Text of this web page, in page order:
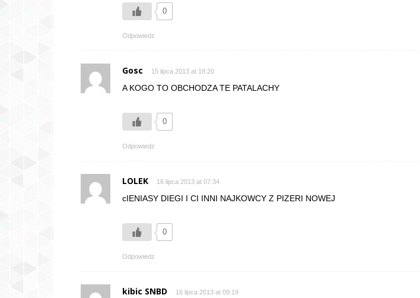
0
Odpowiedz
Gosc 15 lipca 2013 at 18:20
A KOGO TO OBCHODZA TE PATALACHY
0
Odpowiedz
LOLEK 16 lipca 2013 at 07:34
cIENIASY DIEGI I CI INNI NAJKOWCY Z PIZERI NOWEJ
0
Odpowiedz
kibic SNBD 16 lipca 2013 at 09:19